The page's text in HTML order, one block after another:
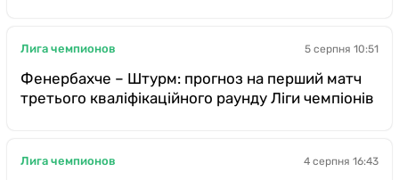
Лига чемпионов 5 серпня 10:51
Фенербахче – Штурм: прогноз на перший матч
третього кваліфікаційного раунду Ліги чемпіонів
Лига чемпионов 4 серпня 16:43